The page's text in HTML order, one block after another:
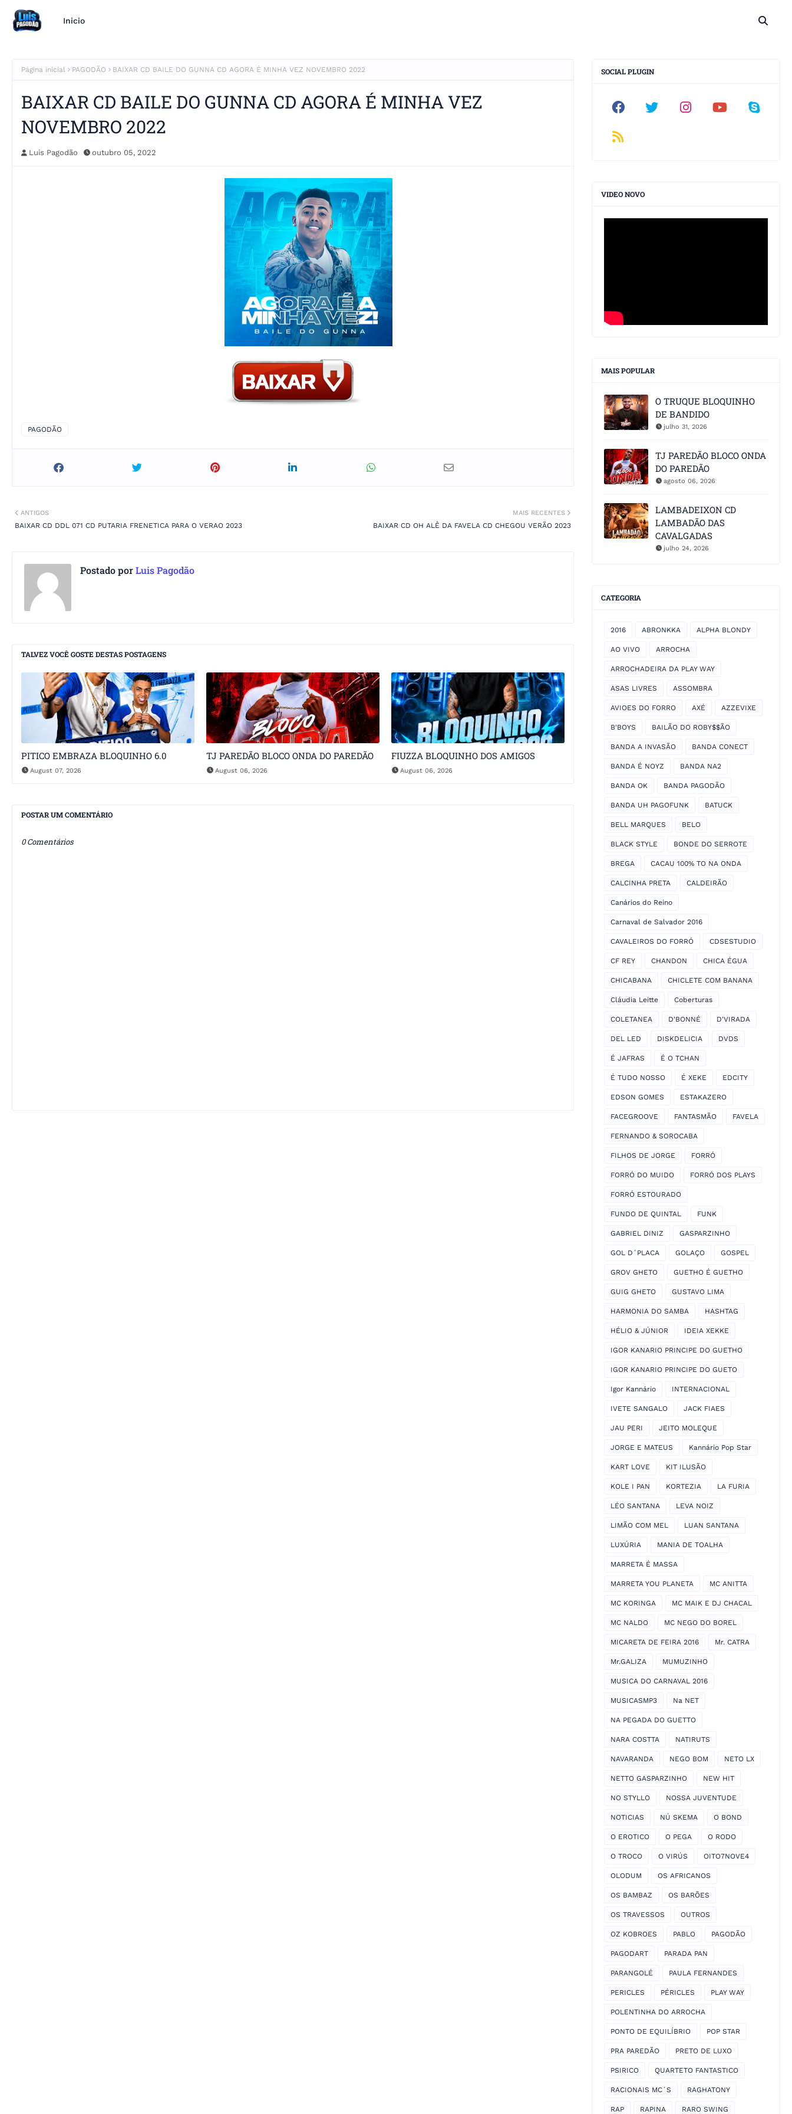
Inicio
Página inicial PAGODÃO BAIXAR CD BAILE DO GUNNA CD AGORA É MINHA VEZ NOVEMBRO 2022
BAIXAR CD BAILE DO GUNNA CD AGORA É MINHA VEZ
NOVEMBRO 2022
Luis Pagodão outubro 05, 2022
PAGODÃO
MAIS RECENTES
BAIXAR CD OH ALÊ DA FAVELA CD CHEGOU VERÃO 2023
ANTIGOS
BAIXAR CD DDL 071 CD PUTARIA FRENETICA PARA O VERAO 2023
Postado porLuis Pagodão
TALVEZ VOCÊ GOSTE DESTAS POSTAGENS
PITICO EMBRAZA BLOQUINHO 6.0
August 07, 2026
TJ PAREDÃO BLOCO ONDA DO PAREDÃO
August 06, 2026
FIUZZA BLOQUINHO DOS AMIGOS
August 06, 2026
POSTAR UM COMENTÁRIO
0 Comentários
SOCIAL PLUGIN
VIDEO NOVO
MAIS POPULAR
O TRUQUE BLOQUINHO
DE BANDIDO
julho 31, 2026
TJ PAREDÃO BLOCO ONDA
DO PAREDÃO
agosto 06, 2026
LAMBADEIXON CD
LAMBADÃO DAS
CAVALGADAS
julho 24, 2026
CATEGORIA
2016 ABRONKKA ALPHA BLONDY
AO VIVO ARROCHA
ARROCHADEIRA DA PLAY WAY
ASAS LIVRES ASSOMBRA
AVIOES DO FORRO AXÉ AZZEVIXE
B'BOYS BAILÃO DO ROBY$$ÃO
BANDA A INVASÃO BANDA CONECT
BANDA É NOYZ BANDA NA2
BANDA OK BANDA PAGODÃO
BANDA UH PAGOFUNK BATUCK
BELL MARQUES BELO
BLACK STYLE BONDE DO SERROTE
BREGA CACAU 100% TO NA ONDA
CALCINHA PRETA CALDEIRÃO
Canários do Reino
Carnaval de Salvador 2016
CAVALEIROS DO FORRÓ CDSESTUDIO
CF REY CHANDON CHICA ÉGUA
CHICABANA CHICLETE COM BANANA
Cláudia Leitte Coberturas
COLETANEA D'BONNÉ D'VIRADA
DEL LED DISKDELICIA DVDS
É JAFRAS É O TCHAN
É TUDO NOSSO É XEKE EDCITY
EDSON GOMES ESTAKAZERO
FACEGROOVE FANTASMÃO FAVELA
FERNANDO & SOROCABA
FILHOS DE JORGE FORRÓ
FORRÓ DO MUIDO FORRÓ DOS PLAYS
FORRÓ ESTOURADO
FUNDO DE QUINTAL FUNK
GABRIEL DINIZ GASPARZINHO
GOL D´PLACA GOLAÇO GOSPEL
GROV GHETO GUETHO É GUETHO
GUIG GHETO GUSTAVO LIMA
HARMONIA DO SAMBA HASHTAG
HÉLIO & JÚNIOR IDEIA XEKKE
IGOR KANARIO PRINCIPE DO GUETHO
IGOR KANARIO PRINCIPE DO GUETO
Igor Kannário INTERNACIONAL
IVETE SANGALO JACK FIAES
JAU PERI JEITO MOLEQUE
JORGE E MATEUS Kannário Pop Star
KART LOVE KIT ILUSÃO
KOLE I PAN KORTEZIA LA FURIA
LÉO SANTANA LEVA NOIZ
LIMÃO COM MEL LUAN SANTANA
LUXÚRIA MANIA DE TOALHA
MARRETA É MASSA
MARRETA YOU PLANETA MC ANITTA
MC KORINGA MC MAIK E DJ CHACAL
MC NALDO MC NEGO DO BOREL
MICARETA DE FEIRA 2016 Mr. CATRA
Mr.GALIZA MUMUZINHO
MUSICA DO CARNAVAL 2016
MUSICASMP3 Na NET
NA PEGADA DO GUETTO
NARA COSTTA NATIRUTS
NAVARANDA NEGO BOM NETO LX
NETTO GASPARZINHO NEW HIT
NO STYLLO NOSSA JUVENTUDE
NOTICIAS NÚ SKEMA O BOND
O EROTICO O PEGA O RODO
O TROCO O VIRÚS OITO7NOVE4
OLODUM OS AFRICANOS
OS BAMBAZ OS BARÕES
OS TRAVESSOS OUTROS
OZ KOBROES PABLO PAGODÃO
PAGODART PARADA PAN
PARANGOLÉ PAULA FERNANDES
PERICLES PÉRICLES PLAY WAY
POLENTINHA DO ARROCHA
PONTO DE EQUILÍBRIO POP STAR
PRA PAREDÃO PRETO DE LUXO
PSIRICO QUARTETO FANTASTICO
RACIONAIS MC´S RAGHATONY
RAP RAPINA RARO SWING